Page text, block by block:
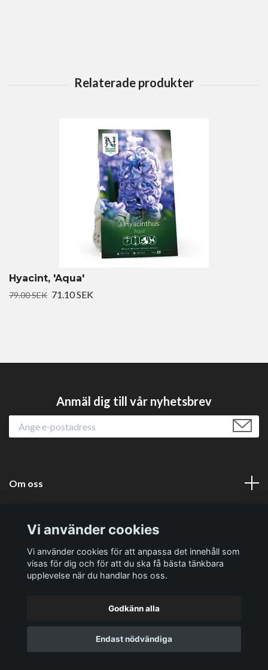
Hyacint, 'Aqua'
79.00 SEK 71.10 SEK
Anmäl dig till vår nyhetsbrev
Om oss
Sociala medier
© 2026 Västernäs Handelsträdgård AB
Vi använder cookies
Vi använder cookies för att anpassa det innehåll som
visas för dig och för att du ska få bästa tänkbara
upplevelse när du handlar hos oss.
Godkänn alla
Endast nödvändiga